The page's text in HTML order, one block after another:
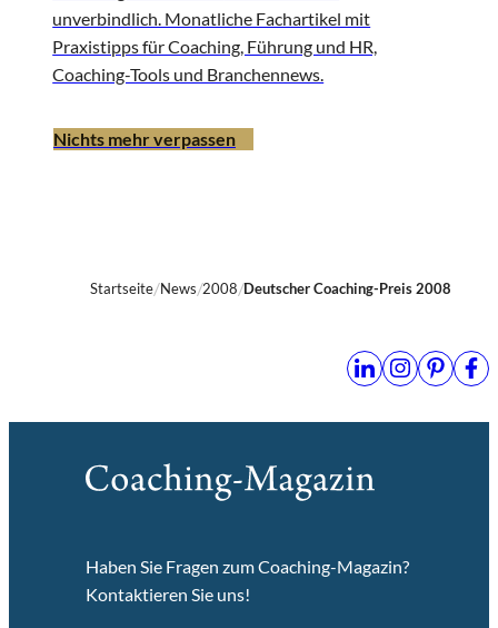
unverbindlich. Monatliche Fachartikel mit
Praxistipps für Coaching, Führung und HR,
Coaching-Tools und Branchennews.
Nichts mehr verpassen
Startseite News 2008 Deutscher Coaching-Preis 2008
Haben Sie Fragen zum Coaching-Magazin?
Kontaktieren Sie uns!